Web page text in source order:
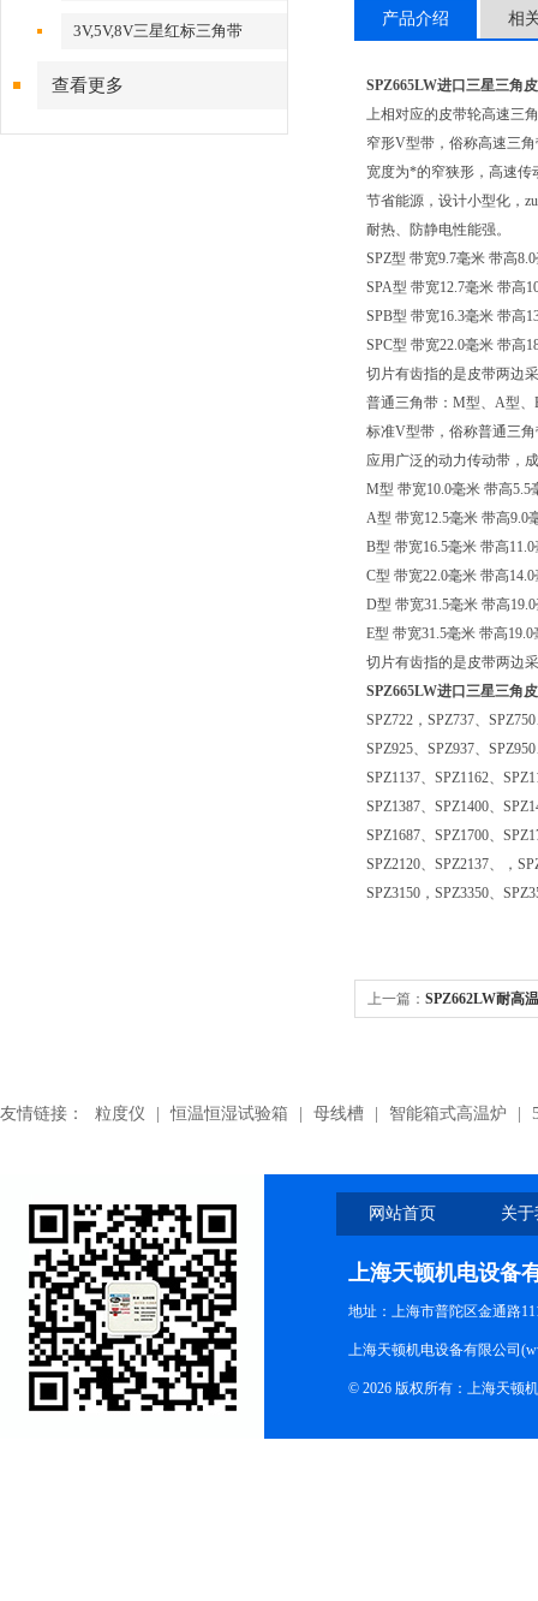
3V,5V,8V三星红标三角带
查看更多
产品介绍 相
SPZ665LW进口三星三角
上相对应的皮带轮高速三
窄形V型带，俗称高速三
宽度为*的窄狭形，高速传
节省能源，设计小型化，
耐热、防静电性能强。
SPZ型 带宽9.7毫米 带高
SPA型 带宽12.7毫米 带高
SPB型 带宽16.3毫米 带高
SPC型 带宽22.0毫米 带高
切片有齿指的是皮带两边
普通三角带：M型、A型
标准V型带，俗称普通三
应用广泛的动力传动带，
M型 带宽10.0毫米 带高
A型 带宽12.5毫米 带高
B型 带宽16.5毫米 带高
C型 带宽22.0毫米 带高
D型 带宽31.5毫米 带高
E型 带宽31.5毫米 带高
切片有齿指的是皮带两边
SPZ665LW进口三星三角
SPZ722，SPZ737、
SPZ925、SPZ937、
SPZ1137、SPZ1162、
SPZ1387、SPZ1400、
SPZ1687、SPZ1700、
SPZ2120、SPZ2137、，
SPZ3150，SPZ3350、
上一篇： SPZ662LW耐高
友情链接： 粒度仪 恒温恒湿试验箱 母线槽 智能箱式高温炉
网站首页 关
上海天顿机电设备
地址：上海市普陀区金通路
上海天顿机电设备有限公司
© 2026 版权所有：上海天顿